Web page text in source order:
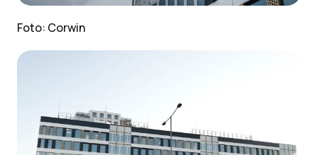
Foto: Corwin